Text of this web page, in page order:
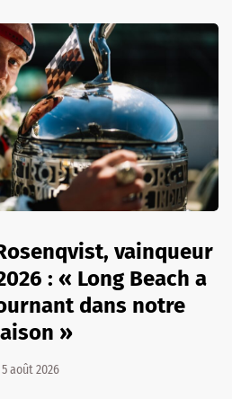
vainqueur
: « Long Beach a
dans notre
»
5 août 2026